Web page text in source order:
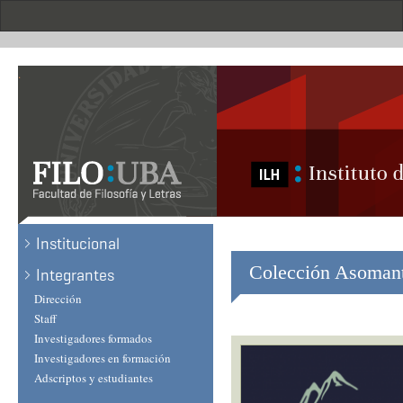
.
Institucional
Integrantes
Dirección
Staff
Investigadores formados
Investigadores en formación
Adscriptos y estudiantes
Colección